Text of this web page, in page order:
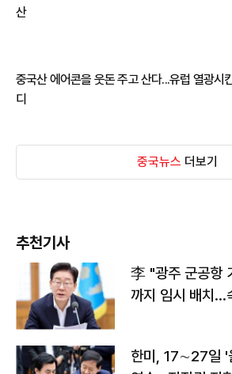
산
중국산 에어콘을 웃돈 주고 산다...유럽 열광시
디
중국뉴스 더보기
추천기사
李 "광주 군공항
까지 임시 배치…
한미, 17∼27일 '